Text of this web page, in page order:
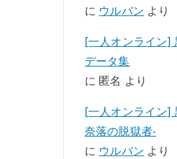
に ウルバン より
[一人オンライン]
データ集
に 匿名 より
[一人オンライン]
奈落の脱獄者-
に ウルバン より